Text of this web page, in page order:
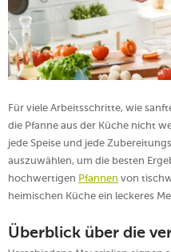
Für viele Arbeitsschritte, wie
die Pfanne aus der Küche nicht
jede Speise und jede
auszuwählen, um die besten
hochwertigen Pfannen von
heimischen Küche ein leckeres
Überblick über die